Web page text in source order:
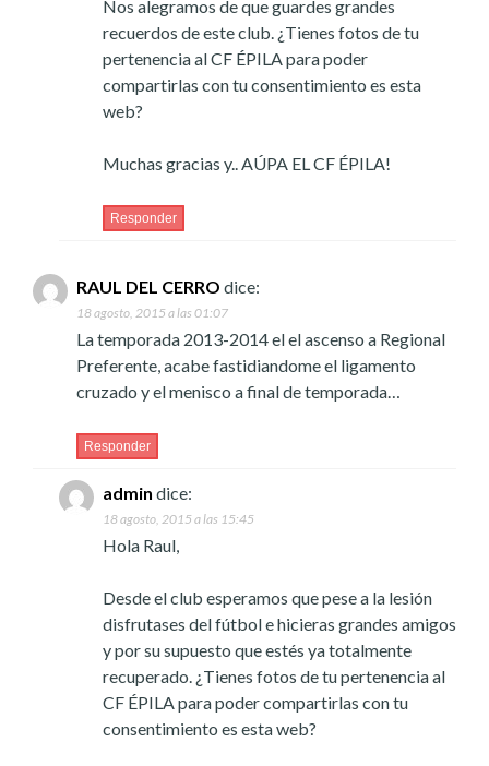
Nos alegramos de que guardes grandes
recuerdos de este club. ¿Tienes fotos de tu
pertenencia al CF ÉPILA para poder
compartirlas con tu consentimiento es esta
web?
Muchas gracias y.. AÚPA EL CF ÉPILA!
Responder
RAUL DEL CERRO dice:
18 agosto, 2015 a las 01:07
La temporada 2013-2014 el el ascenso a Regional
Preferente, acabe fastidiandome el ligamento
cruzado y el menisco a final de temporada…
Responder
admin dice:
18 agosto, 2015 a las 15:45
Hola Raul,
Desde el club esperamos que pese a la lesión
disfrutases del fútbol e hicieras grandes amigos
y por su supuesto que estés ya totalmente
recuperado. ¿Tienes fotos de tu pertenencia al
CF ÉPILA para poder compartirlas con tu
consentimiento es esta web?